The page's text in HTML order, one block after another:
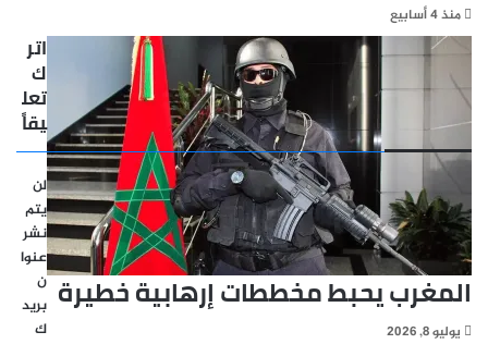
منذ 4 أسابيع
المغرب يحبط مخططات إرهابية خطيرة
يوليو 8, 2026
اتر
ك
تعل
يقاً
لن
يتم
نشر
عنوا
ن
بريد
ك